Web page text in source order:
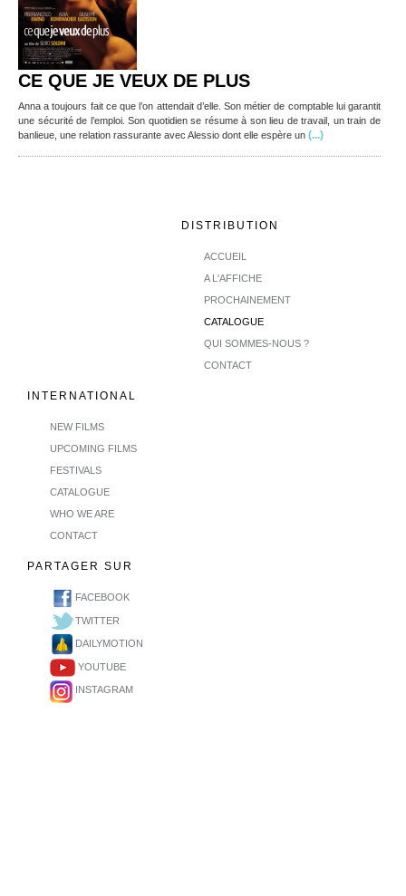
CE QUE JE VEUX DE PLUS
Anna a toujours fait ce que l’on attendait d’elle. Son métier de comptable lui garantit
une sécurité de l’emploi. Son quotidien se résume à son lieu de travail, un train de
banlieue, une relation rassurante avec Alessio dont elle espère un (...)
DISTRIBUTION
ACCUEIL
A L'AFFICHE
PROCHAINEMENT
CATALOGUE
QUI SOMMES-NOUS ?
CONTACT
INTERNATIONAL
NEW FILMS
UPCOMING FILMS
FESTIVALS
CATALOGUE
WHO WE ARE
CONTACT
PARTAGER SUR
FACEBOOK
TWITTER
DAILYMOTION
YOUTUBE
INSTAGRAM